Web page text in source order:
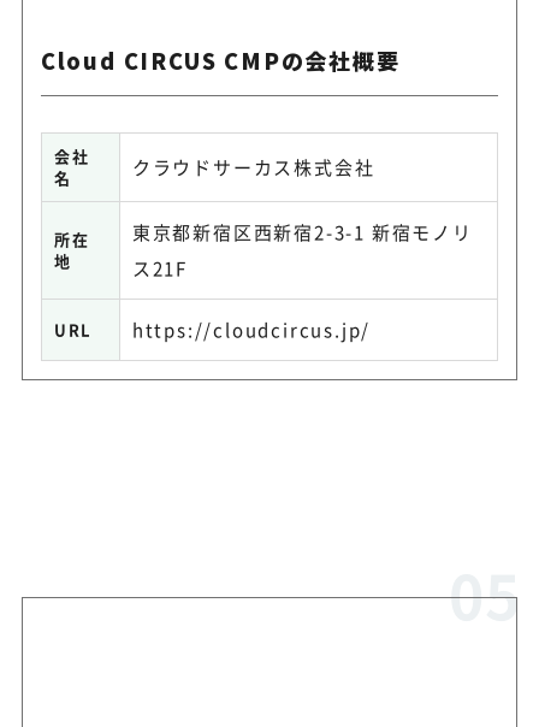
Cloud CIRCUS CMPの会社概要
会社
名
クラウドサーカス株式会社
所在
地
東京都新宿区西新宿2-3-1 新宿モノリ
ス21F
URL https://cloudcircus.jp/